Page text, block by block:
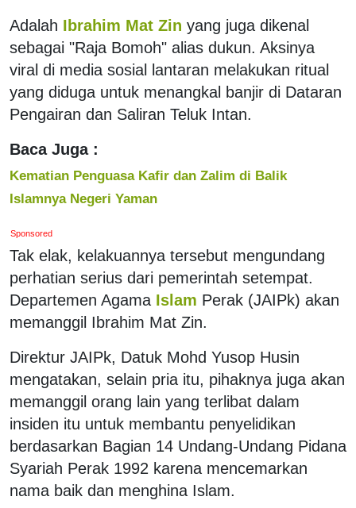
Adalah Ibrahim Mat Zin yang juga dikenal
sebagai "Raja Bomoh" alias dukun. Aksinya
viral di media sosial lantaran melakukan ritual
yang diduga untuk menangkal banjir di Dataran
Pengairan dan Saliran Teluk Intan.
Baca Juga :
Kematian Penguasa Kafir dan Zalim di Balik
Islamnya Negeri Yaman
Sponsored
Tak elak, kelakuannya tersebut mengundang
perhatian serius dari pemerintah setempat.
Departemen Agama Islam Perak (JAIPk) akan
memanggil Ibrahim Mat Zin.
Direktur JAIPk, Datuk Mohd Yusop Husin
mengatakan, selain pria itu, pihaknya juga akan
memanggil orang lain yang terlibat dalam
insiden itu untuk membantu penyelidikan
berdasarkan Bagian 14 Undang-Undang Pidana
Syariah Perak 1992 karena mencemarkan
nama baik dan menghina Islam.